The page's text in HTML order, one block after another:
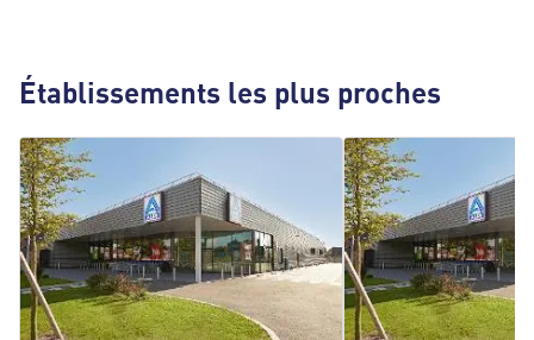
Établissements les plus proches